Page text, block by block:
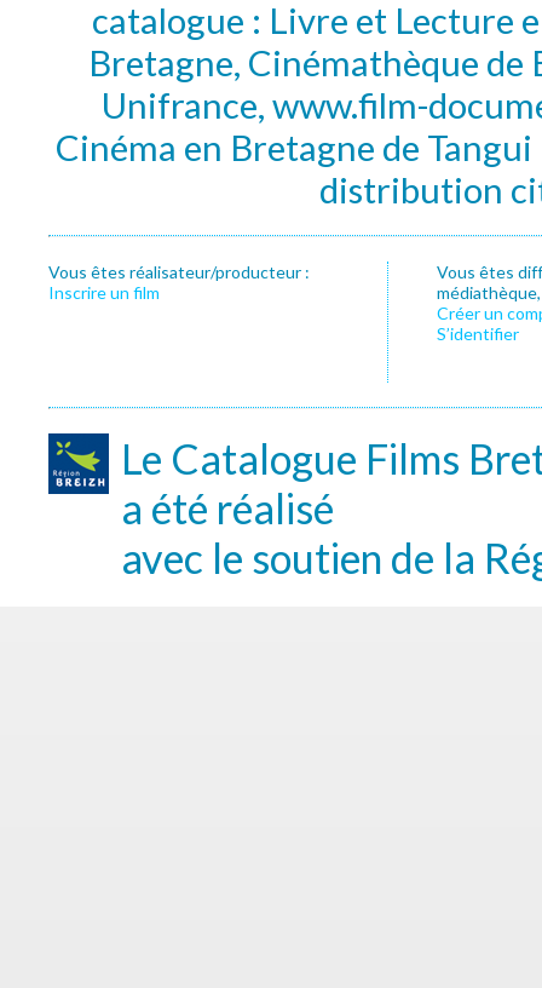
catalogue : Livre et Lecture
Bretagne, Cinémathèque de
Unifrance, www.film-
Cinéma en Bretagne de
distribution
Vous êtes réalisateur/producteur :
Inscrire un film
Vous êtes
Créer un
S’identifier
Le Catalogue Films
a été réalisé
avec le soutien de la